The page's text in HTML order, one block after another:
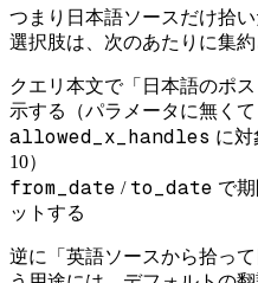
つまり日本語ソースだけ拾
選択肢は、次のあたりに集約
クエリ本文で「日本語のポ
示する（パラメータに無くて
allowed_x_handles に対
10）
from_date /to_date で
ットする
逆に「英語ソースから拾っ